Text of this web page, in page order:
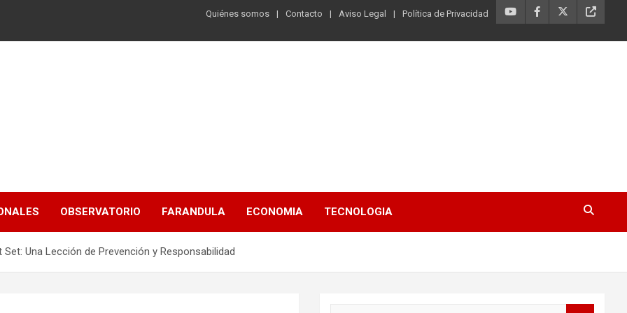
Quiénes somos Contacto Aviso Legal Política de Privacidad
OBSERVATORIO FARANDULA ECONOMIA TECNOLOGIA
Una Lección de Prevención y Responsabilidad